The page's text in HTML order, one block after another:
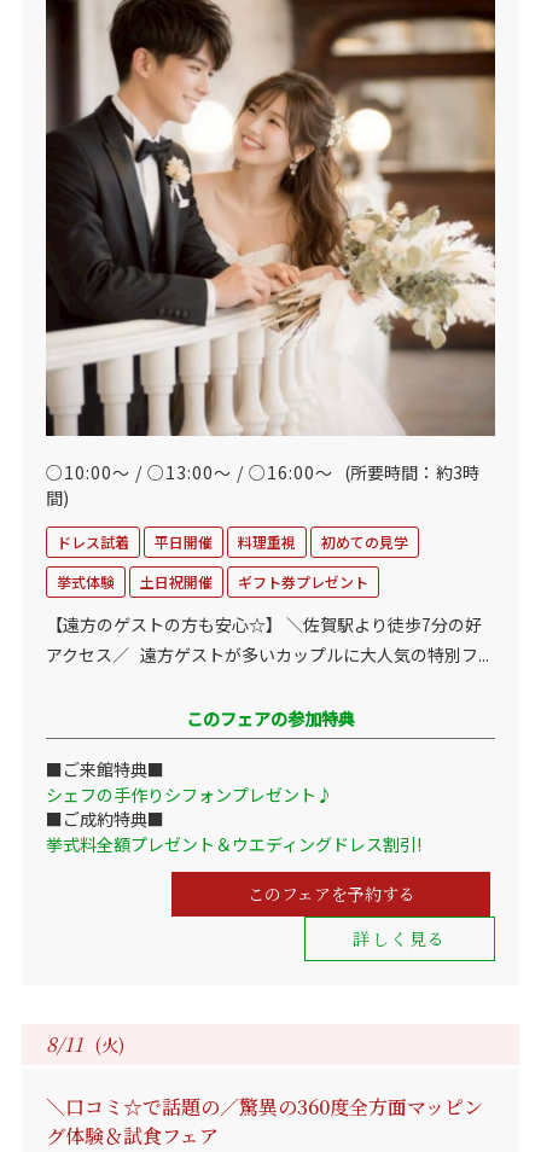
○10:00～ / ○13:00～ / ○16:00～ (所要時間：約3時
間)
ドレス試着 平日開催 料理重視
初めての見学
挙式体験
土日祝開催 ギフト券プレゼント
【遠方のゲストの方も安心☆】 ＼佐賀駅より徒歩7分の好
アクセス／ 遠方ゲストが多いカップルに大人気の特別フ...
このフェアの参加特典
■ご来館特典■
シェフの手作りシフォンプレゼント♪
■ご成約特典■
挙式料全額プレゼント＆ウエディングドレス割引!
このフェアを予約する
詳しく見る
8/11 (火)
＼口コミ☆で話題の／驚異の360度全方面マッピン
グ体験＆試食フェア